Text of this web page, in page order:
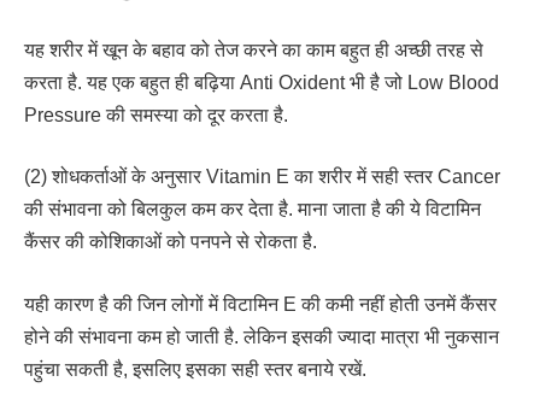
यह शरीर में खून के बहाव को तेज करने का काम बहुत ही अच्छी तरह से
करता है. यह एक बहुत ही बढ़िया Anti Oxident भी है जो Low Blood
Pressure की समस्या को दूर करता है.
(2) शोधकर्ताओं के अनुसार Vitamin E का शरीर में सही स्तर Cancer
की संभावना को बिलकुल कम कर देता है. माना जाता है की ये विटामिन
कैंसर की कोशिकाओं को पनपने से रोकता है.
यही कारण है की जिन लोगों में विटामिन E की कमी नहीं होती उनमें कैंसर
होने की संभावना कम हो जाती है. लेकिन इसकी ज्यादा मात्रा भी नुकसान
पहुंचा सकती है, इसलिए इसका सही स्तर बनाये रखें.